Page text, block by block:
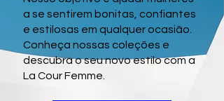
a se sentirem bonitas, confiantes
e estilosas em qualquer ocasião.
Conheça nossas coleções e
descubra o seu novo estilo com a
La Cour Femme.